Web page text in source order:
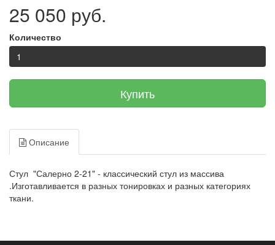
25 050 руб.
Количество
Купить
Описание
Стул "Салерно 2-21" - классический стул из массива
.Изготавливается в разных тонировках и разных категориях
ткани.